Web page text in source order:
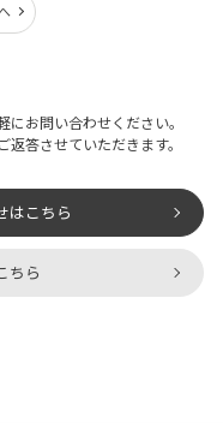
にお問い合わせください。
答させていただきます。
はこちら
ちら